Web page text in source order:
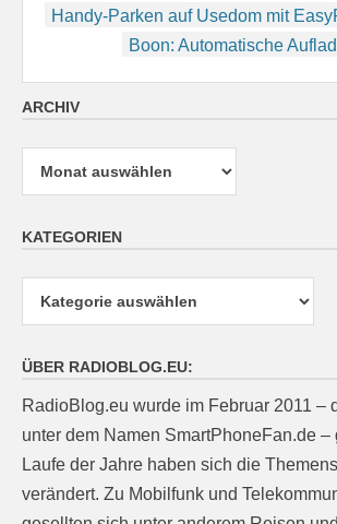
Beitragsnavigation
Handy-Parken auf Usedom mit
Boon: Automatische
ARCHIV
Archiv
KATEGORIEN
Kategorien
ÜBER RADIOBLOG.EU:
RadioBlog.eu wurde im Februar 2011 –
unter dem Namen SmartPhoneFan.de –
Laufe der Jahre haben sich die
verändert. Zu Mobilfunk und